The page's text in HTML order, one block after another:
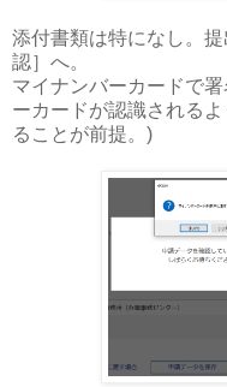
添付書類は特になし。
認］へ。
マイナンバーカードで
ーカードが認識されるよ
ることが前提。)